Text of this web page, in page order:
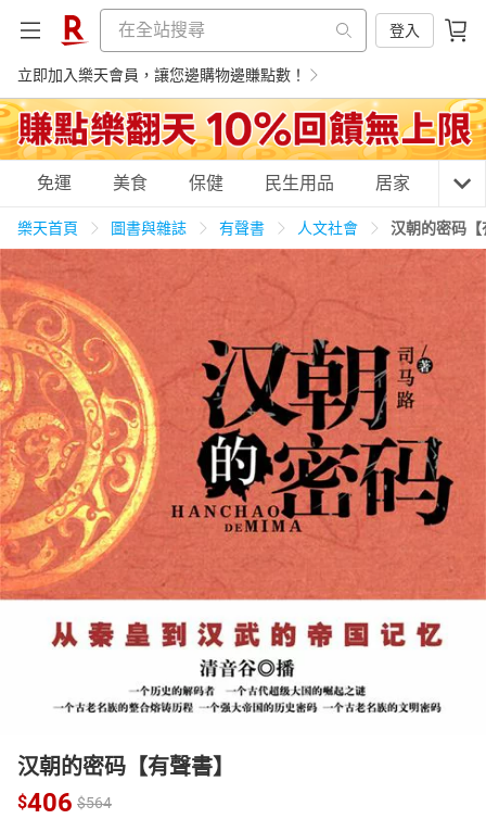
登入
立即加入樂天會員，讓您邊購物邊賺點數！
購物網分類
天天免運 美食蛋糕 養生保健
居家生活 3C家電 運動休閒 親子玩具
女裝 男裝 化妝保養 情趣用品
日本購物 電子/紙本書
免運 美食 保健 民生用品 居家 3C
樂天首頁 圖書與雜誌 有聲書 人文社會 汉朝的密码【
汉朝的密码【有聲書】
$406 $564